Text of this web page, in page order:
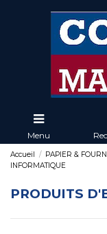
Menu
Accueil PAPIER &
INFORMATIQUE
PRODUITS